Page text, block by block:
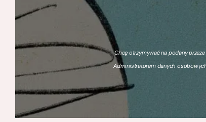
Chcę otrzymywać na podany
Administratorem danych